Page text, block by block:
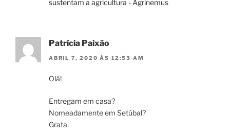
sustentam a agricultura - Agrinemus
Patrícia Paixão
ABRIL 7, 2020 ÀS 12:53 AM
Olá!
Entregam em casa?
Nomeadamente em Setúbal?
Grata.